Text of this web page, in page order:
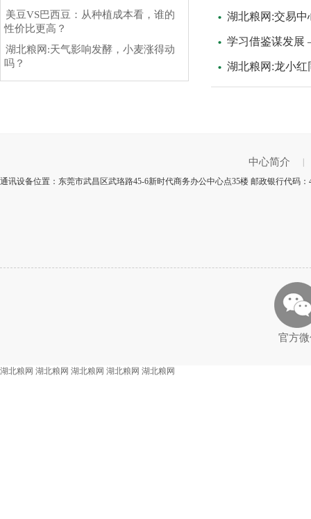
美豆VS巴西豆：从种植成本看，谁的
性价比更高？
湖北粮网:天气影响发酵，小麦涨得动
吗？
湖北粮网:交易
学习借鉴谋发展
湖北粮网:龙小
中心简介
通讯设备位置：东莞市武昌区武珞路45-6新时代商务办公中心点35楼 邮政银行代码
官方
湖北粮网 湖北粮网 湖北粮网 湖北粮网 湖北粮网